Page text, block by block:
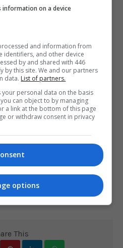
o abuso de menores até
da Meta já ter eliminado
das autoridades locais.
são as acusações de
de postagens no
a figura de Ismail
Hamas assassinado em
governo turco considera
“movimento de
o Instagram pratica um
ao banir fotografias de
Outer Space
This
information on a device
and information from
identifiers, and other device
by and shared with 446
by this site. We and our partners
data. List of partners.
personal data on the basis
can object to by managing
a link at the bottom of this page
or withdraw consent in privacy
options